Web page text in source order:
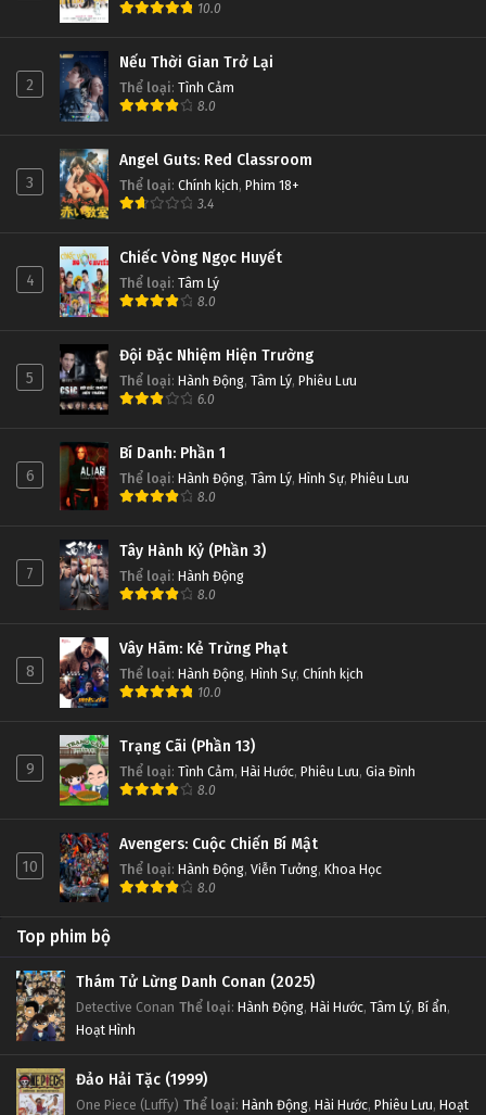
10.0
2
Nếu Thời Gian Trở Lại
Thể loại: Tình Cảm
8.0
3
Angel Guts: Red Classroom
Thể loại: Chính kịch, Phim 18+
3.4
4
Chiếc Vòng Ngọc Huyết
Thể loại: Tâm Lý
8.0
5
Đội Đặc Nhiệm Hiện Trường
Thể loại: Hành Động, Tâm Lý, Phiêu Lưu
6.0
6
Bí Danh: Phần 1
Thể loại: Hành Động, Tâm Lý, Hình Sự, Phiêu Lưu
8.0
7
Tây Hành Kỷ (Phần 3)
Thể loại: Hành Động
8.0
8
Vây Hãm: Kẻ Trừng Phạt
Thể loại: Hành Động, Hình Sự, Chính kịch
10.0
9
Trạng Cãi (Phần 13)
Thể loại: Tình Cảm, Hài Hước, Phiêu Lưu, Gia Đình
8.0
10
Avengers: Cuộc Chiến Bí Mật
Thể loại: Hành Động, Viễn Tưởng, Khoa Học
8.0
Top phim bộ
Thám Tử Lừng Danh Conan (2025)
Detective Conan Thể loại: Hành Động, Hài Hước, Tâm Lý, Bí ẩn,
Hoạt Hình
Đảo Hải Tặc (1999)
One Piece (Luffy) Thể loại: Hành Động, Hài Hước, Phiêu Lưu, Hoạt